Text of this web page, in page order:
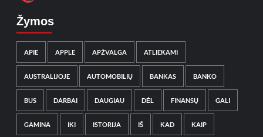
Žymos
APIE APPLE APŽVALGA ATLIEKAMI
AUSTRALIJOJE AUTOMOBILIŲ BANKAS BANKO
BUS DARBAI DAUGIAU DĖL FINANSŲ GALI
GAMINA IKI ISTORIJA IŠ KAD KAIP